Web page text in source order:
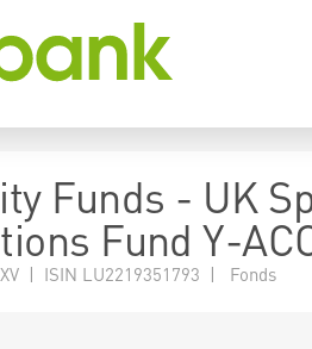
Funds - UK
Fund Y-
| ISIN LU2219351793 | Fonds